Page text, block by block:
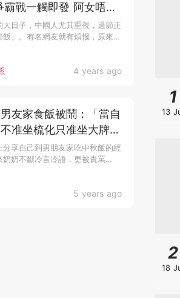
4 years ago
戰一觸即發 阿女唔知
日子，中國人尤其重視，過節正
飯」。有名網友就有煩惱，原來
5 years ago
友家食飯被鬧：「當自
准坐梳化只准坐大牌檔
享自己到男朋友家吃中秋飯的經
奶不斷冷言冷語，更被責罵
1
13
2
18